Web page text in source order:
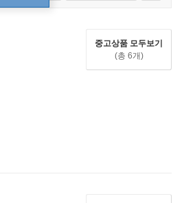
중고상품 모두보기
(총 6개)